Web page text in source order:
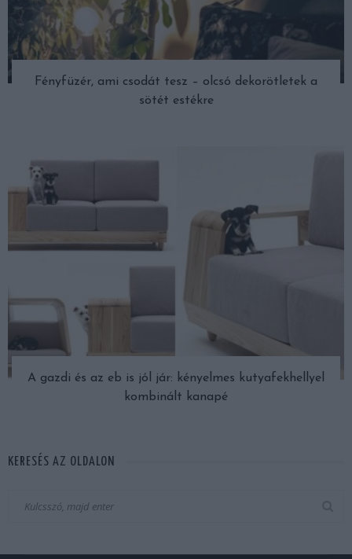
Fényfüzér, ami csodát tesz – olcsó dekorötletek a
sötét estékre
A gazdi és az eb is jól jár: kényelmes kutyafekhellyel
kombinált kanapé
KERESÉS AZ OLDALON